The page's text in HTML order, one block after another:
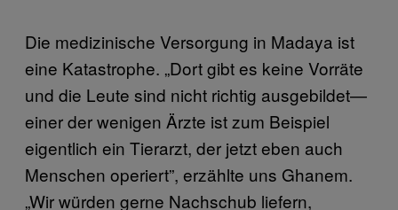
Die medizinische Versorgung in Madaya ist
eine Katastrophe. „Dort gibt es keine Vorräte
und die Leute sind nicht richtig ausgebildet—
einer der wenigen Ärzte ist zum Beispiel
eigentlich ein Tierarzt, der jetzt eben auch
Menschen operiert”, erzählte uns Ghanem.
„Wir würden gerne Nachschub liefern,